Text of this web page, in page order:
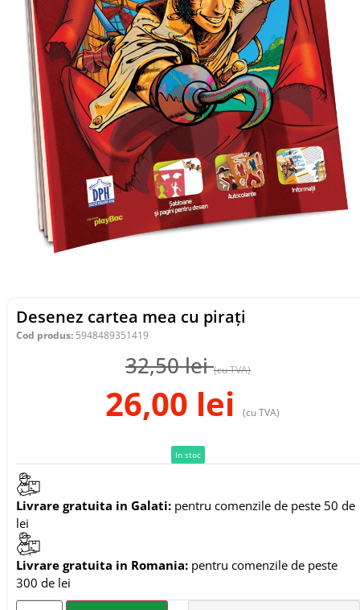
Desenez cartea mea cu pirați
Cod produs: 5948489351419
32,50lei (cu TVA)
26,00 lei (cu TVA)
In stoc
Livrare gratuita in Galati: pentru comenzile de peste 50 de
lei
Livrare gratuita in Romania: pentru comenzile de peste
300 de lei